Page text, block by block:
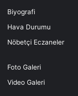
Biyografi
Hava Durumu
Nöbetçi Eczaneler
Foto Galeri
Video Galeri